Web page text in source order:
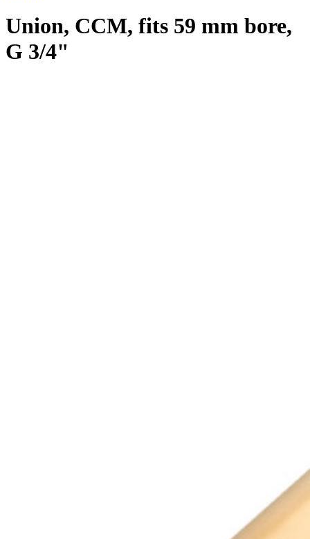
Union, CCM, fits 59 mm bore,
G 3/4"